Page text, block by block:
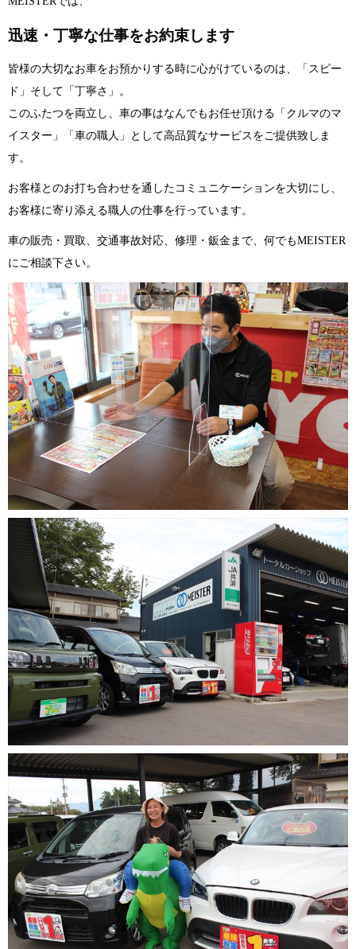
迅速・丁寧な仕事をお約束します
皆様の大切なお車をお預かりする時に心がけているのは、「スピー
ド」そして「丁寧さ」。
このふたつを両立し、車の事はなんでもお任せ頂ける「クルマのマ
イスター」「車の職人」として高品質なサービスをご提供致しま
す。
お客様とのお打ち合わせを通したコミュニケーションを大切にし、
お客様に寄り添える職人の仕事を行っています。
車の販売・買取、交通事故対応、修理・鈑金まで、何でもMEISTER
にご相談下さい。